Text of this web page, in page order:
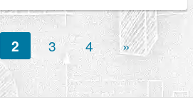
2 3 4 »